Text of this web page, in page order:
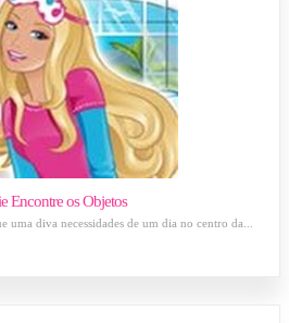
Encontre os Objetos
diva necessidades de um dia no centro da...